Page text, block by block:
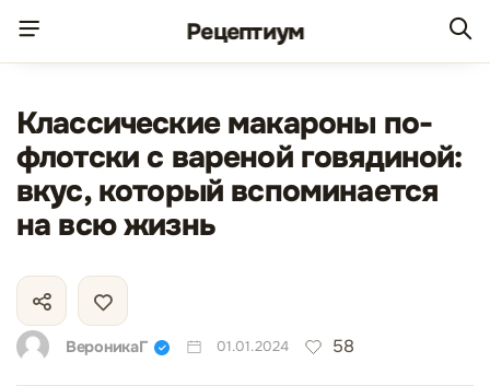
Рецептиум
Классические макароны по-
флотски с вареной говядиной:
вкус, который вспоминается
на всю жизнь
ВероникаГ 01.01.2024 58